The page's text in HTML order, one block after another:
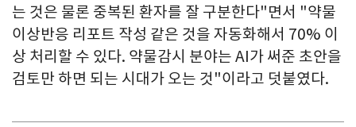
는 것은 물론 중복된 환자를 잘 구분한다"면서 "약물
이상반응 리포트 작성 같은 것을 자동화해서 70% 이
상 처리할 수 있다. 약물감시 분야는 AI가 써준 초안을
검토만 하면 되는 시대가 오는 것"이라고 덧붙였다.